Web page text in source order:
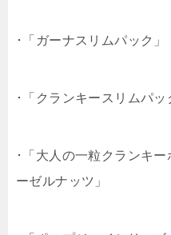
･「ガーナスリムパック」
･「クランキースリムパッ
･「大人の一粒クランキ
ーゼルナッツ」